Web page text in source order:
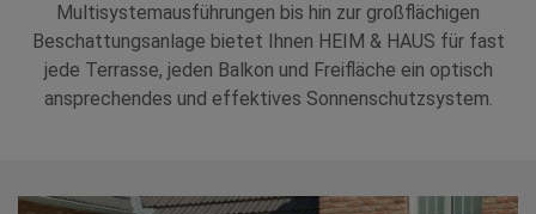
Multisystemausführungen bis hin zur großflächigen
Beschattungsanlage bietet Ihnen HEIM & HAUS für fast
jede Terrasse, jeden Balkon und Freifläche ein optisch
ansprechendes und effektives Sonnenschutzsystem.